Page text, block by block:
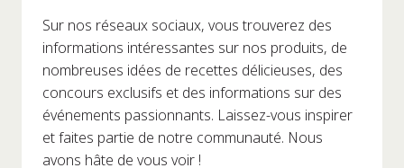
Sur nos réseaux sociaux, vous trouverez des
informations intéressantes sur nos produits, de
nombreuses idées de recettes délicieuses, des
concours exclusifs et des informations sur des
événements passionnants. Laissez-vous inspirer
et faites partie de notre communauté. Nous
avons hâte de vous voir !